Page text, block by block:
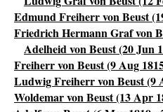
Edmund Freiherr von Beust
Friedrich Hermann Graf von
Adelheid von Beust (20 Jun
Freiherr von Beust (9 Aug
Ludwig Freiherr von Beust (9
Woldemar von Beust (13 Apr